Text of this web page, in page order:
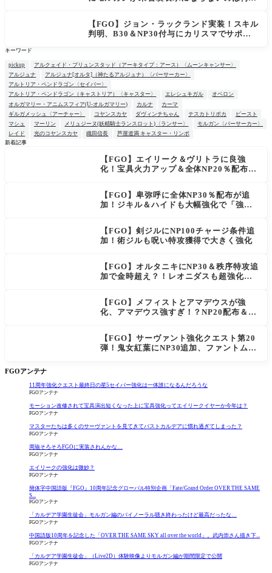
【FGO】ジョン・ラックランド実装！スキル
判明、B30＆NP30付与にカリスマでサポ性
キーワード
pickup
アルクェイド・ブリュンスタッド（アーキタイプ：アース）〈ムーンキャンサー〉
アルジュナ
アルジュナ[オルタ]（神たるアルジュナ）〈バーサーカー〉
アルトリア・ペンドラゴン〈セイバー〉
アルトリア・ペンドラゴン（キャストリア）〈キャスター〉
エレシュキガル
オベロン
オルガマリー・アニムスフィア(U-オルガマリー)
カルナ
カーマ
ギルガメッシュ〈アーチャー〉
コヤンスカヤ ダヴィンチちゃん テスカトリポカ
ビースト
マシュ
マーリン メリュジーヌ(妖精騎士ランスロット)〈ランサー〉
モルガン〈バーサーカー〉
レイド
光のコヤンスカヤ 織田信長
芦屋道満 キャスター・リンボ
新着記事
【FGO】エイリーク＆ヴリトラに良強
化！宝具火力アップ＆全体NP20％配布で
【FGO】卑弥呼に全体NP30％配布が追
加！ジキル＆ハイドも大幅強化で「強す
【FGO】剣ジルにNP100チャージ条件追
加！術ジルも呪い特攻獲得で大きく強化
【FGO】オルタニキにNP30＆秩序特攻追
加で金時超え？！レオニダスも超強化で
【FGO】メフィストとアマデウスが強
化、アマデウス強すぎ！？NP20配布＆Ar
【FGO】サーヴァント強化クエスト第20
弾！鬼女紅葉にNP30追加、ファントムも
FGOアンテナ
11周年強化クエスト最終日の星5セイバー強化は一体誰になるんだろうな
FGOアンテナ
モーション改修されて宝具演出短くなった上に宝具強化ってエイリークイヤーか今年は？
FGOアンテナ
マスターたちは多くのサーヴァントを見てきてバストカルデアに慣れ過ぎてしまった？
FGOアンテナ
周瑜そろそろFGOに実装されんかな…
FGOアンテナ
エイリークの強化は微妙？
FGOアンテナ
簡体字中国語版『FGO』10周年記念グローバル特別企画「Fate/Grand Order OVER THE SAME
S...
FGOアンテナ
「カルデア学園生徒会」モルガン編のバイノーラル聴き終わったけど最高だったな…
FGOアンテナ
中国語版10周年を記念した「OVER THE SAME SKY all over the world」。武内崇さん描き下...
FGOアンテナ
「カルデア学園生徒会」（Live2D）体験映像よりモルガン編が期間限定で公開
FGOアンテナ